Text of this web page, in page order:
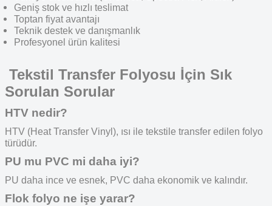
Geniş stok ve hızlı teslimat
Toptan fiyat avantajı
Teknik destek ve danışmanlık
Profesyonel ürün kalitesi
Tekstil Transfer Folyosu İçin Sık
Sorulan Sorular
HTV nedir?
HTV (Heat Transfer Vinyl), ısı ile tekstile transfer edilen folyo
türüdür.
PU mu PVC mi daha iyi?
PU daha ince ve esnek, PVC daha ekonomik ve kalındır.
Flok folyo ne işe yarar?